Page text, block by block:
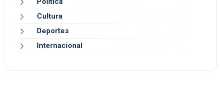
Cultura
Deportes
Internacional